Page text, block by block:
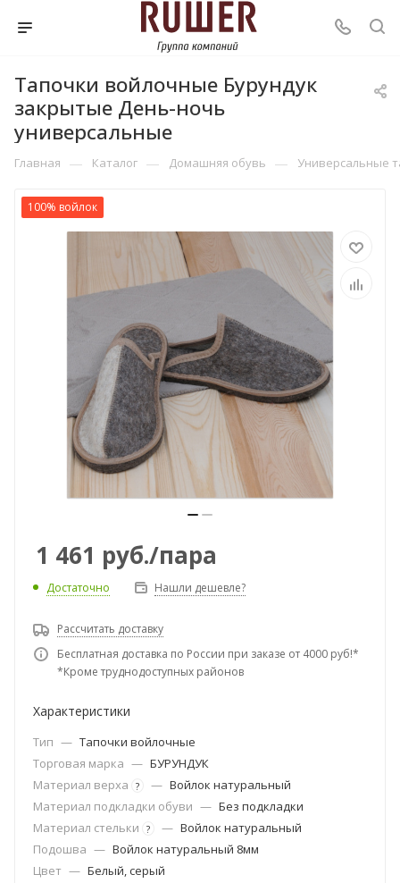
Тапочки войлочные Бурундук
закрытые День-ночь
универсальные
Главная — Каталог — Домашняя обувь — Универсальные
1 461 руб./пара
Достаточно Нашли дешевле?
Рассчитать доставку
Бесплатная доставка по России при заказе от 4000 руб!*
*Кроме труднодоступных районов
Характеристики
Тип — Тапочки войлочные
Торговая марка — БУРУНДУК
Материал верха ? — Войлок натуральный
Материал подкладки обуви — Без подкладки
Материал стельки ? — Войлок натуральный
Подошва — Войлок натуральный 8мм
Цвет — Белый, серый
100% войлок